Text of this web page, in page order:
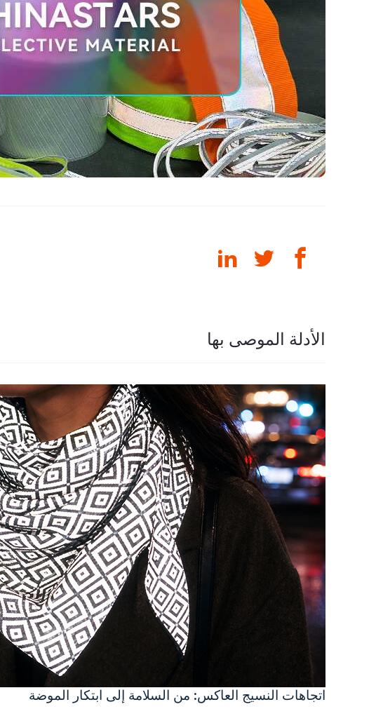
الأدلة الموصى بها
اتجاهات النسيج العاكس: من السلامة إلى ابتكار الموضة